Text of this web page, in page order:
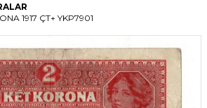
1917 ÇT+ YKP7901